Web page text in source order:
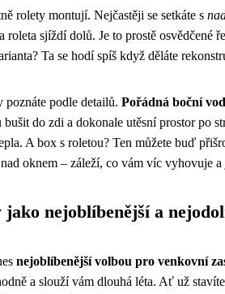
rolety montují. Nejčastěji se setkáte s
roleta sjíždí dolů. Je to prostě osvědčené
Ta se hodí spíš když děláte
podle detailů. Pořádná boční
do zdi a dokonale utěsní prostor po
A box s roletou? Ten můžete buď
oknem – záleží, co vám víc vyhovuje
nejoblíbenější a
nejoblíbenější volbou pro venkovní
a slouží vám dlouhá léta. Ať už